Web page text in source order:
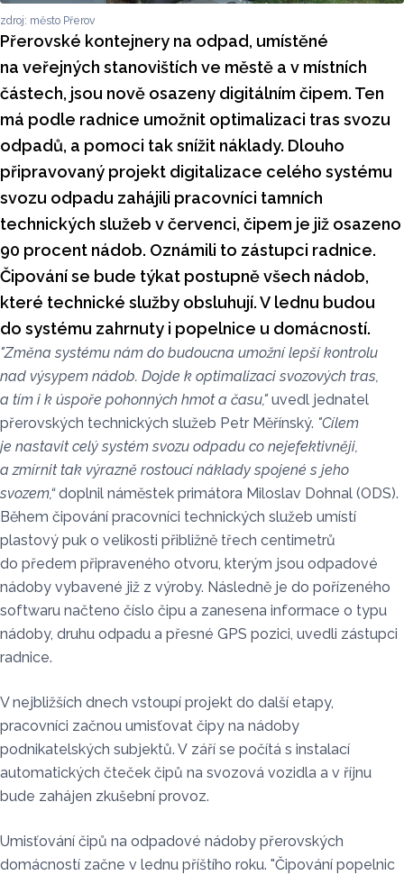
zdroj: město Přerov
Přerovské kontejnery na odpad, umístěné
na veřejných stanovištích ve městě a v místních
částech, jsou nově osazeny digitálním čipem. Ten
má podle radnice umožnit optimalizaci tras svozu
odpadů, a pomoci tak snížit náklady. Dlouho
připravovaný projekt digitalizace celého systému
svozu odpadu zahájili pracovníci tamních
technických služeb v červenci, čipem je již osazeno
90 procent nádob. Oznámili to zástupci radnice.
Čipování se bude týkat postupně všech nádob,
které technické služby obsluhují. V lednu budou
do systému zahrnuty i popelnice u domácností.
"Změna systému nám do budoucna umožní lepší kontrolu
nad výsypem nádob. Dojde k optimalizaci svozových tras,
a tím i k úspoře pohonných hmot a času," uvedl jednatel
přerovských technických služeb Petr Měřínský. "Cílem
je nastavit celý systém svozu odpadu co nejefektivněji,
a zmírnit tak výrazně rostoucí náklady spojené s jeho
svozem,“doplnil náměstek primátora Miloslav Dohnal (ODS).
Během čipování pracovníci technických služeb umístí
plastový puk o velikosti přibližně třech centimetrů
do předem připraveného otvoru, kterým jsou odpadové
nádoby vybavené již z výroby. Následně je do pořízeného
softwaru načteno číslo čipu a zanesena informace o typu
nádoby, druhu odpadu a přesné GPS pozici, uvedli zástupci
radnice.
V nejbližších dnech vstoupí projekt do další etapy,
pracovníci začnou umisťovat čipy na nádoby
podnikatelských subjektů. V září se počítá s instalací
automatických čteček čipů na svozová vozidla a v říjnu
bude zahájen zkušební provoz.
Umisťování čipů na odpadové nádoby přerovských
domácností začne v lednu příštího roku. "Čipování popelnic